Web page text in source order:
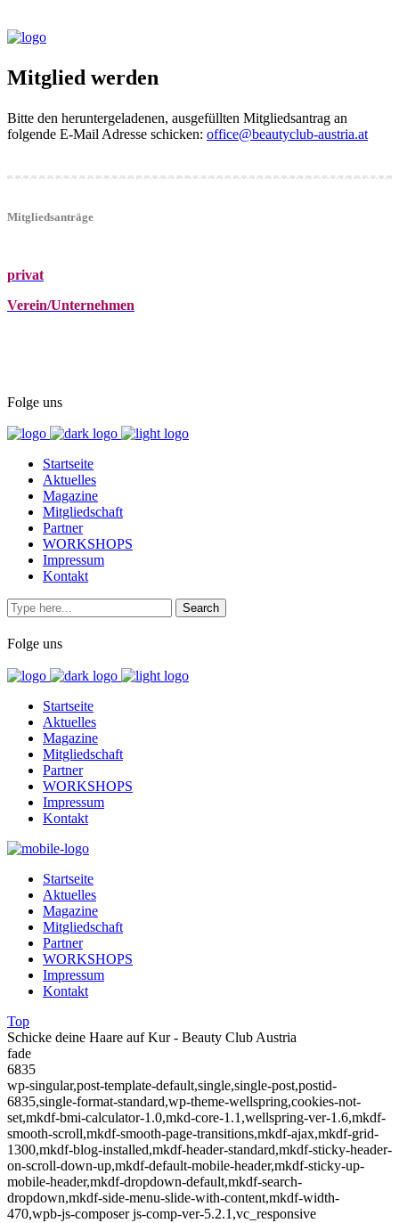
Mitglied werden
Bitte den heruntergeladenen, ausgefüllten Mitgliedsantrag an
folgende E-Mail Adresse schicken: office@beautyclub-austria.at
Mitgliedsanträge
privat
Verein/Unternehmen
Folge uns
Startseite
Aktuelles
Magazine
Mitgliedschaft
Partner
WORKSHOPS
Impressum
Kontakt
Folge uns
Startseite
Aktuelles
Magazine
Mitgliedschaft
Partner
WORKSHOPS
Impressum
Kontakt
Startseite
Aktuelles
Magazine
Mitgliedschaft
Partner
WORKSHOPS
Impressum
Kontakt
Top
Schicke deine Haare auf Kur - Beauty Club Austria
fade
6835
wp-singular,post-template-default,single,single-post,postid-
6835,single-format-standard,wp-theme-wellspring,cookies-not-
set,mkdf-bmi-calculator-1.0,mkd-core-1.1,wellspring-ver-1.6,mkdf-
smooth-scroll,mkdf-smooth-page-transitions,mkdf-ajax,mkdf-grid-
1300,mkdf-blog-installed,mkdf-header-standard,mkdf-sticky-header-
on-scroll-down-up,mkdf-default-mobile-header,mkdf-sticky-up-
mobile-header,mkdf-dropdown-default,mkdf-search-
dropdown,mkdf-side-menu-slide-with-content,mkdf-width-
470,wpb-js-composer js-comp-ver-5.2.1,vc_responsive